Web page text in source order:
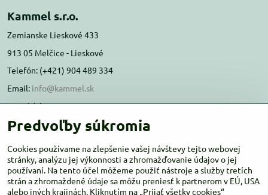
Kammel s.r.o.
Zemianske Lieskové 433
913 05 Melčice - Lieskové
Telefón: (+421) 904 489 334
Email: info@kammel.sk
Prevádzka:
Administratívna budova PD Melčice
Otváracie hodiny:PO-ŠT 8:00 - 16:00
PIA-NE Zatvorené
Predvoľby súkromia
Cookies používame na zlepšenie vašej návštevy tejto webovej
stránky, analýzu jej výkonnosti a zhromažďovanie údajov o jej
používaní. Na tento účel môžeme použiť nástroje a služby tretích
strán a zhromaždené údaje sa môžu preniesť k partnerom v EÚ, USA
alebo iných krajinách. Kliknutím na „Prijať všetky cookies“